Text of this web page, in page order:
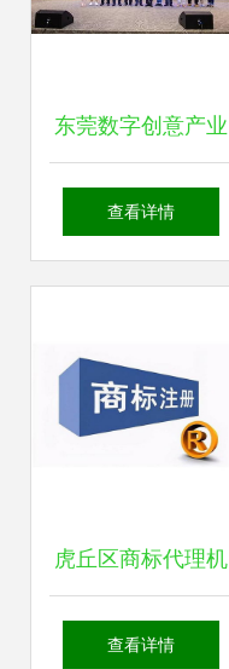
东莞数字创意产业
新地标 最大内容制
新生态
查看详情
虎丘区商标代理机
构 诚信商家办理流
查看详情